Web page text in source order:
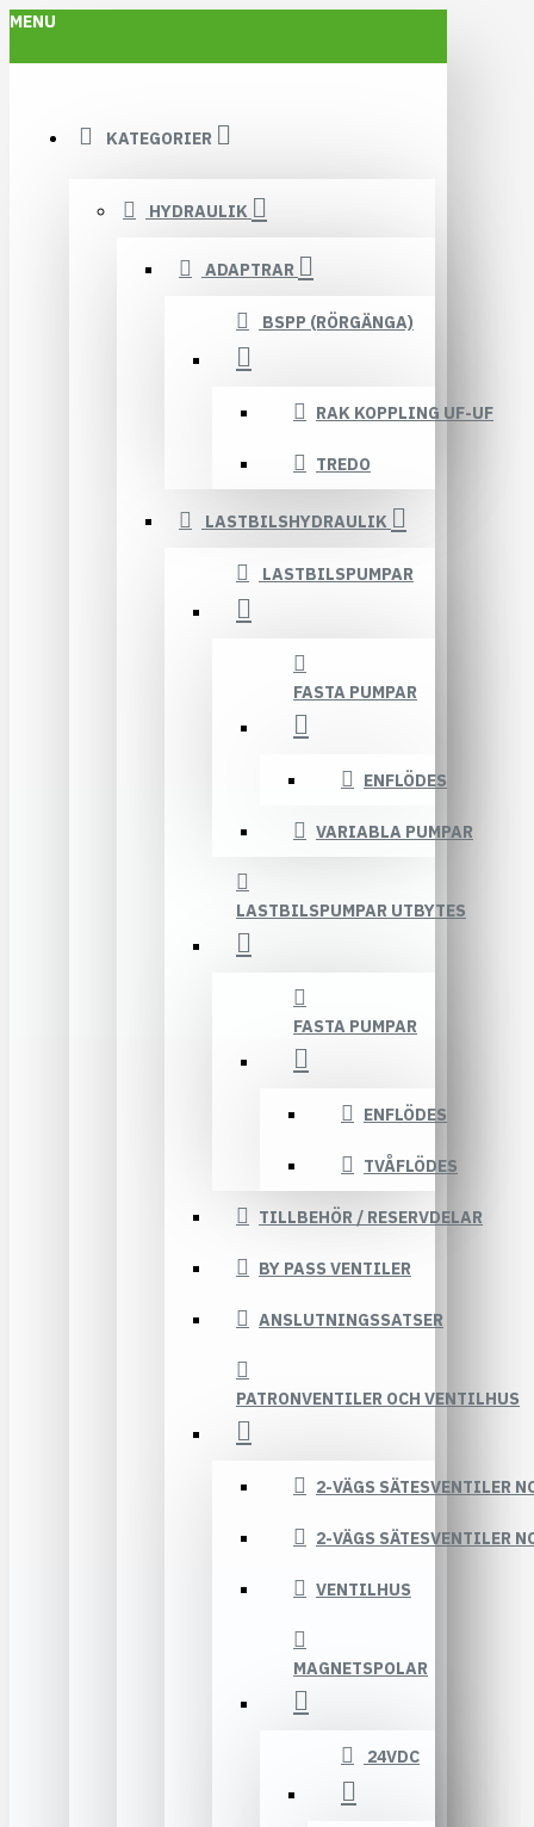
MENU
KATEGORIER
HYDRAULIK
ADAPTRAR
BSPP (RÖRGÄNGA)
RAK KOPPLING UF-UF
TREDO
LASTBILSHYDRAULIK
LASTBILSPUMPAR
FASTA PUMPAR
ENFLÖDES
VARIABLA PUMPAR
LASTBILSPUMPAR UTBYTES
FASTA PUMPAR
ENFLÖDES
TVÅFLÖDES
TILLBEHÖR / RESERVDELAR
BY PASS VENTILER
ANSLUTNINGSSATSER
PATRONVENTILER OCH VENTILHUS
2-VÄGS SÄTESVENTILER
2-VÄGS SÄTESVENTILER
VENTILHUS
MAGNETSPOLAR
24VDC